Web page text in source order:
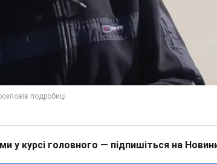
у курсі головного — підпишіться на